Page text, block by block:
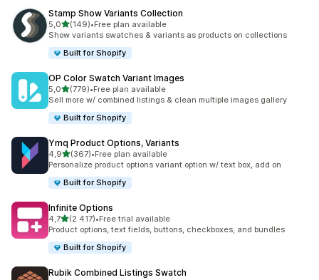
Stamp Show Variants Collection
5,0/ 5 tähteä
(149)
149 arvostelua yhteensä
•Free plan available
Show variants swatches & variants as products on collections
Built for Shopify
OP Color Swatch Variant Images
5,0/ 5 tähteä
(779)
779 arvostelua yhteensä
•Free plan available
Sell more w/ combined listings & clean multiple images gallery
Built for Shopify
Ymq Product Options, Variants
4,9/ 5 tähteä
(367)
367 arvostelua yhteensä
•Free plan available
Personalize product options variant option w/ text box, add on
Built for Shopify
Infinite Options
4,7/ 5 tähteä
(2 417)
2417 arvostelua yhteensä
•Free trial available
Product options, text fields, buttons, checkboxes, and bundles
Built for Shopify
Rubik Combined Listings Swatch